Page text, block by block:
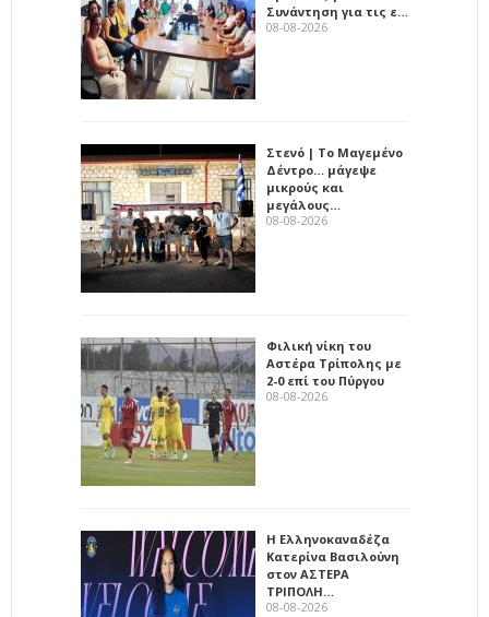
Συνάντηση για τις ε…
08-08-2026
Στενό | Το Μαγεμένο
Δέντρο… μάγεψε
μικρούς και
μεγάλους…
08-08-2026
Φιλική νίκη του
Αστέρα Τρίπολης με
2-0 επί του Πύργου
08-08-2026
Η Ελληνοκαναδέζα
Κατερίνα Βασιλούνη
στον ΑΣΤΕΡΑ
ΤΡΙΠΟΛΗ…
08-08-2026